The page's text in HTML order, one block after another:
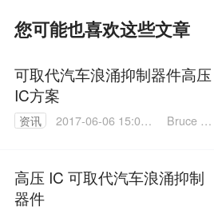
您可能也喜欢这些文章
可取代汽车浪涌抑制器件高压
IC方案
资讯
2017-06-06 15:06:
Bruce Ha
高压 IC 可取代汽车浪涌抑制
器件